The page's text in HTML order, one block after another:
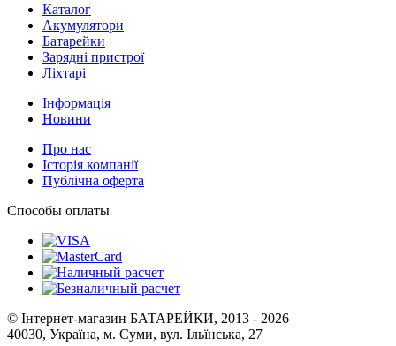
Каталог
Акумулятори
Батарейки
Зарядні пристрої
Ліхтарі
Інформація
Новини
Про нас
Історія компанії
Публічна оферта
Способы оплаты
© Інтернет-магазин БАТАРЕЙКИ, 2013 - 2026
40030, Україна, м. Суми, вул. Ільїнська, 27